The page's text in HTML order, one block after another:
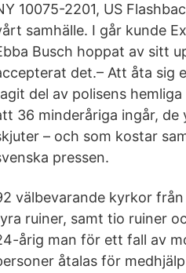
10075-2201, US
samhälle. I går kunde
Busch hoppat av sitt
det.– Att åta sig
del av polisens
36 minderåriga ingår, de
– och som kostar
pressen.
välbevarande kyrkor
ruiner, samt tio ruiner
årig man för ett fall av
åtalas för